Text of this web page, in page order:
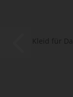
Kleid für